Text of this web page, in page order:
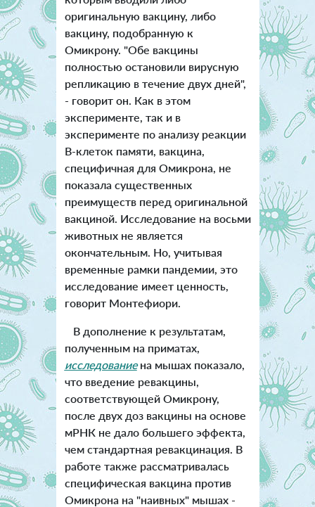
оригинальную вакцину, либо
вакцину, подобранную к
Омикрону. "Обе вакцины
полностью остановили вирусную
репликацию в течение двух дней",
- говорит он. Как в этом
эксперименте, так и в
эксперименте по анализу реакции
В-клеток памяти, вакцина,
специфичная для Омикрона, не
показала существенных
преимуществ перед оригинальной
вакциной. Исследование на восьми
животных не является
окончательным. Но, учитывая
временные рамки пандемии, это
исследование имеет ценность,
говорит Монтефиори.
В дополнение к результатам,
полученным на приматах,
исследованиена мышах показало,
что введение ревакцины,
соответствующей Омикрону,
после двух доз вакцины на основе
мРНК не дало большего эффекта,
чем стандартная ревакцинация. В
работе также рассматривалась
специфическая вакцина против
Омикрона на "наивных" мышах -